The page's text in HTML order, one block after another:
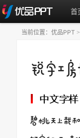
首
当前位置： 优品PPT >